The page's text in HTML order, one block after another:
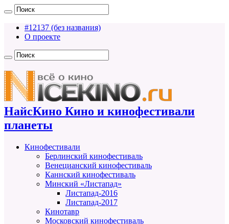
#12137 (без названия)
О проекте
НайсКино Кино и кинофестивали
планеты
Кинофестивали
Берлинский кинофестиваль
Венецианский кинофестиваль
Каннский кинофестиваль
Минский «Листапад»
Листапад-2016
Листапад-2017
Кинотавр
Московский кинофестиваль